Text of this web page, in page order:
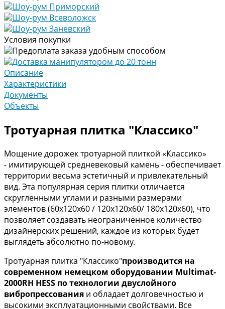
Шоу-рум Приморский
Шоу-рум Всеволожск
Шоу-рум Заневский
Условия покупки
Предоплата заказа удобным способом
Доставка манипулятором до 20 тонн
Описание
Характеристики
Документы
Объекты
Тротуарная плитка "Классико"
Мощение дорожек тротуарной плиткой «Классико»
- имитирующей средневековый камень - обеспечивает
территории весьма эстетичный и привлекательный
вид. Эта популярная серия плитки отличается
скругленными углами и разными размерами
элементов (60х120х60 / 120х120х60/ 180х120х60), что
позволяет создавать неограниченное количество
дизайнерских решений, каждое из которых будет
выглядеть абсолютно по-новому.
Тротуарная плитка "Классико"производится на
современном немецком оборудовании Multimat-
2000RH HESS по технологии двуслойного
вибропрессования и обладает долговечностью и
высокими эксплуатационными свойствами. Все